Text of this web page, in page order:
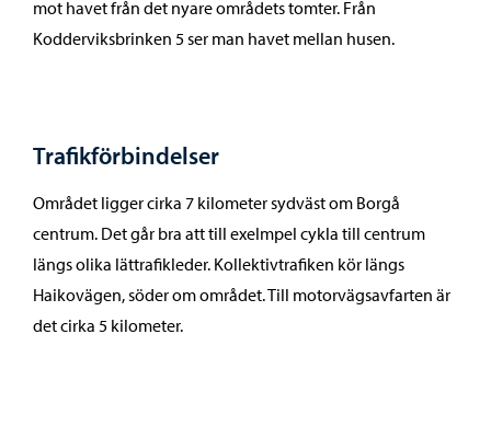
mot havet från det nyare områdets tomter. Från
Kodderviksbrinken 5 ser man havet mellan husen.
Trafikförbindelser
Området ligger cirka 7 kilometer sydväst om Borgå
centrum. Det går bra att till exelmpel cykla till centrum
längs olika lättrafikleder. Kollektivtrafiken kör längs
Haikovägen, söder om området. Till motorvägsavfarten är
det cirka 5 kilometer.